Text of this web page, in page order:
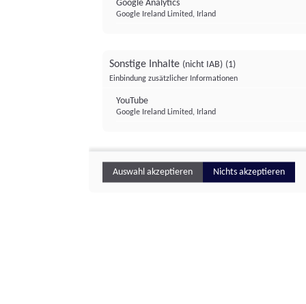
Google Analytics
Google Ireland Limited, Irland
Sonstige Inhalte (nicht IAB) (1)
Einbindung zusätzlicher Informationen
YouTube
Google Ireland Limited, Irland
Auswahl akzeptieren Nichts akzeptieren